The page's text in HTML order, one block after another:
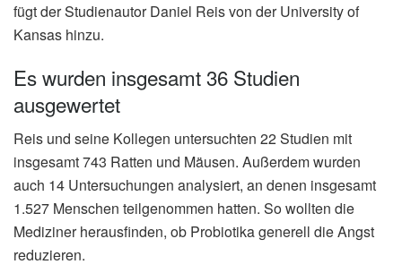
fügt der Studienautor Daniel Reis von der University of
Kansas hinzu.
Es wurden insgesamt 36 Studien
ausgewertet
Reis und seine Kollegen untersuchten 22 Studien mit
insgesamt 743 Ratten und Mäusen. Außerdem wurden
auch 14 Untersuchungen analysiert, an denen insgesamt
1.527 Menschen teilgenommen hatten. So wollten die
Mediziner herausfinden, ob Probiotika generell die Angst
reduzieren.